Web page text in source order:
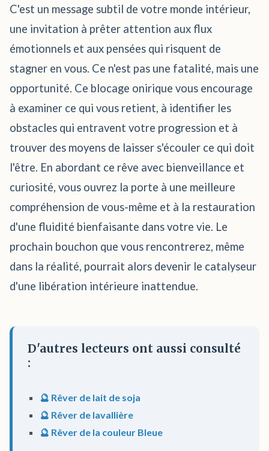
C'est un message subtil de votre monde intérieur,
une invitation à prêter attention aux flux
émotionnels et aux pensées qui risquent de
stagner en vous. Ce n'est pas une fatalité, mais une
opportunité. Ce blocage onirique vous encourage
à examiner ce qui vous retient, à identifier les
obstacles qui entravent votre progression et à
trouver des moyens de laisser s'écouler ce qui doit
l'être. En abordant ce rêve avec bienveillance et
curiosité, vous ouvrez la porte à une meilleure
compréhension de vous-même et à la restauration
d'une fluidité bienfaisante dans votre vie. Le
prochain bouchon que vous rencontrerez, même
dans la réalité, pourrait alors devenir le catalyseur
d'une libération intérieure inattendue.
D'autres lecteurs ont aussi consulté
:
🔮 Rêver de lait de soja
🔮 Rêver de lavallière
🔮 Rêver de la couleur Bleue